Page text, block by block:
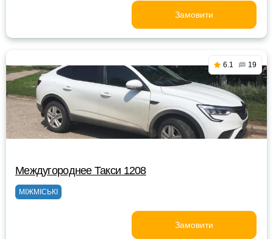
Замовити
6.1 19
Междугороднее Такси 1208
МІЖМІСЬКІ
Замовити